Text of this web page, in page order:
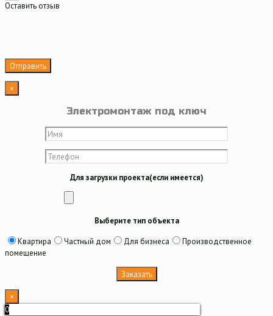
Оставить отзыв
×
Электромонтаж под ключ
Для загрузки проекта(если имеется)
Выберите тип объекта
Квартира
Частный дом Для бизнеса
Производственное
помещение
×
0